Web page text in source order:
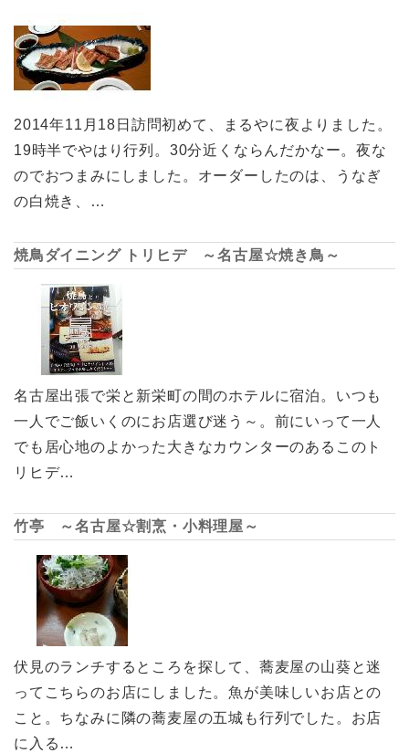
2014年11月18日訪問初めて、まるやに夜よりました。
19時半でやはり行列。30分近くならんだかなー。夜な
のでおつまみにしました。オーダーしたのは、うなぎ
の白焼き、…
焼鳥ダイニング トリヒデ ～名古屋☆焼き鳥～
名古屋出張で栄と新栄町の間のホテルに宿泊。いつも
一人でご飯いくのにお店選び迷う～。前にいって一人
でも居心地のよかった大きなカウンターのあるこのト
リヒデ…
竹亭 ～名古屋☆割烹・小料理屋～
伏見のランチするところを探して、蕎麦屋の山葵と迷
ってこちらのお店にしました。魚が美味しいお店との
こと。ちなみに隣の蕎麦屋の五城も行列でした。お店
に入る…